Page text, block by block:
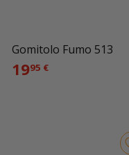
Gomitolo Fumo 513
1995 €